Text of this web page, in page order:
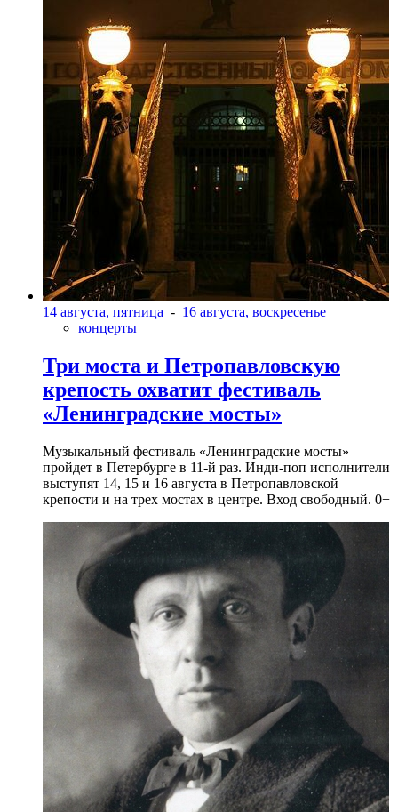
14 августа, пятница - 16 августа, воскресенье
концерты
Три моста и Петропавловскую
крепость охватит фестиваль
«Ленинградские мосты»
Музыкальный фестиваль «Ленинградские мосты»
пройдет в Петербурге в 11-й раз. Инди-поп исполнители
выступят 14, 15 и 16 августа в Петропавловской
крепости и на трех мостах в центре. Вход свободный. 0+